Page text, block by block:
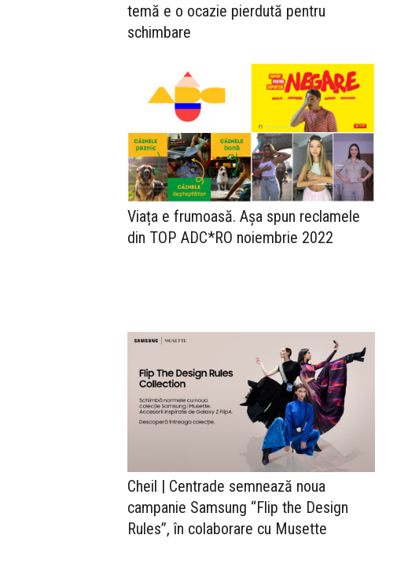
temă e o ocazie pierdută pentru
schimbare
Viața e frumoasă. Așa spun reclamele
din TOP ADC*RO noiembrie 2022
Cheil | Centrade semnează noua
campanie Samsung “Flip the Design
Rules”, în colaborare cu Musette